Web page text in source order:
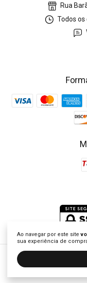
Ao navegar por este site
sua experiência de
Rua
Todos os
Little Closet - Loja de
©2026. Little Closet